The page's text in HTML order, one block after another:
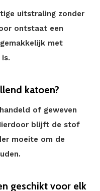
uitstraling zonder
ontstaat een
met
katoen?
of geweven
blijft de stof
moeite om de
geschikt voor elk